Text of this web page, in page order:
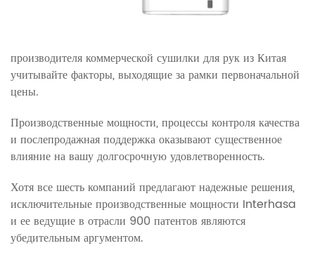
производителя коммерческой сушилки для рук из Китая
учитывайте факторы, выходящие за рамки первоначальной
цены.
Производственные мощности, процессы контроля качества
и послепродажная поддержка оказывают существенное
влияние на вашу долгосрочную удовлетворенность.
Хотя все шесть компаний предлагают надежные решения,
исключительные производственные мощности Interhasa
и ее ведущие в отрасли 900 патентов являются
убедительным аргументом.